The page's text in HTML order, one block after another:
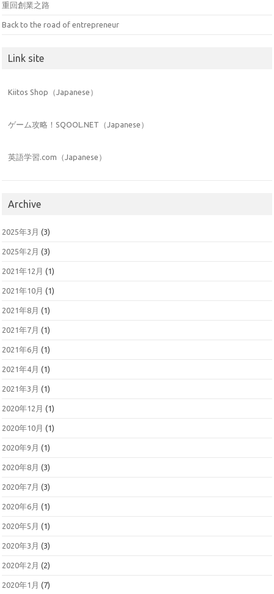
重回創業之路
Back to the road of entrepreneur
Link site
Kiitos Shop（Japanese）
ゲーム攻略！SQOOL.NET（Japanese）
英語学習.com（Japanese）
Archive
2025年3月 (3)
2025年2月 (3)
2021年12月 (1)
2021年10月 (1)
2021年8月 (1)
2021年7月 (1)
2021年6月 (1)
2021年4月 (1)
2021年3月 (1)
2020年12月 (1)
2020年10月 (1)
2020年9月 (1)
2020年8月 (3)
2020年7月 (3)
2020年6月 (1)
2020年5月 (1)
2020年3月 (3)
2020年2月 (2)
2020年1月 (7)